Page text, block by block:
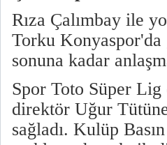
Rıza Çalımbay ile
Torku
sonuna kadar
Spor Toto Süper
direktör Uğur
sağladı. Kulüp